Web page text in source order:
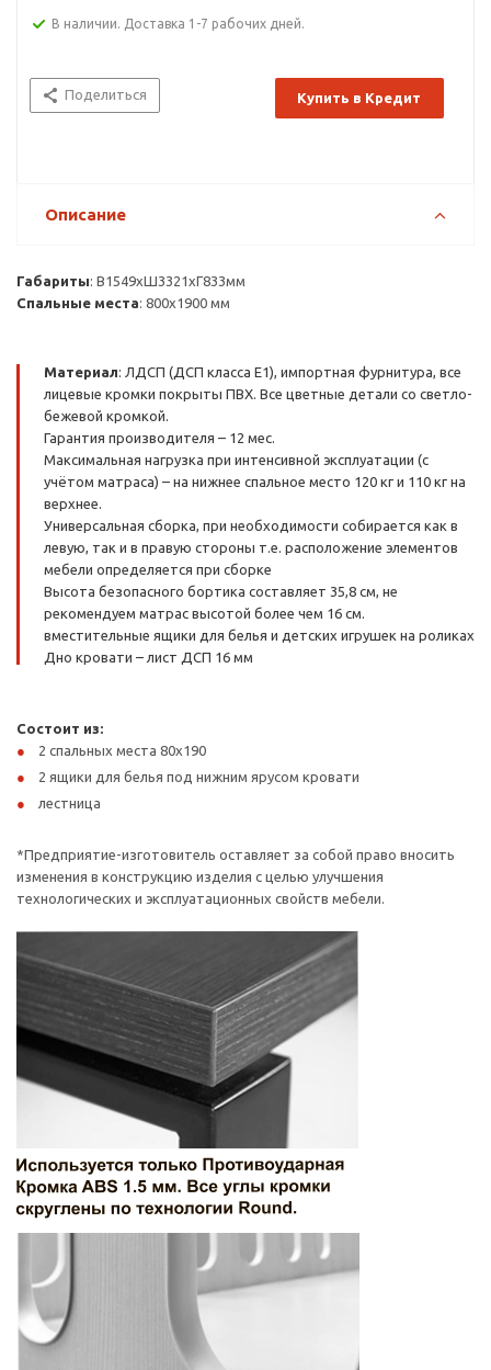
В наличии. Доставка 1-7 рабочих дней.
Поделиться Купить в Кредит
Описание
Габариты: В1549хШ3321хГ833мм
Спальные места: 800х1900 мм
Материал: ЛДСП (ДСП класса Е1), импортная фурнитура, все
лицевые кромки покрыты ПВХ. Все цветные детали со светло-
бежевой кромкой.
Гарантия производителя – 12 мес.
Максимальная нагрузка при интенсивной эксплуатации (с
учётом матраса) – на нижнее спальное место 120 кг и 110 кг на
верхнее.
Универсальная сборка, при необходимости собирается как в
левую, так и в правую стороны т.е. расположение элементов
мебели определяется при сборке
Высота безопасного бортика составляет 35,8 см, не
рекомендуем матрас высотой более чем 16 см.
вместительные ящики для белья и детских игрушек на роликах
Дно кровати – лист ДСП 16 мм
Состоит из:
2 спальных места 80х190
2 ящики для белья под нижним ярусом кровати
лестница
*Предприятие-изготовитель оставляет за собой право вносить
изменения в конструкцию изделия с целью улучшения
технологических и эксплуатационных свойств мебели.